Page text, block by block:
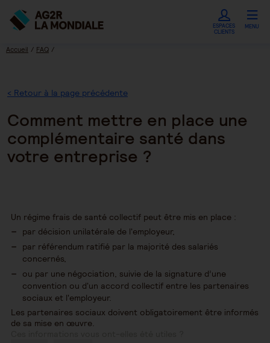
ESPACES
CLIENTS
MENU
Accueil
FAQ
< Retour à la page précédente
Comment mettre en place une
complémentaire santé dans
votre entreprise ?
Un régime frais de santé collectif peut être mis en place :
par décision unilatérale de l'employeur,
par référendum ratifié par la majorité des salariés
concernés,
ou par une négociation, suivie de la signature d’une
convention ou d'un accord collectif entre les partenaires
sociaux et l'employeur.
Les partenaires sociaux doivent obligatoirement être informés
de sa mise en œuvre.